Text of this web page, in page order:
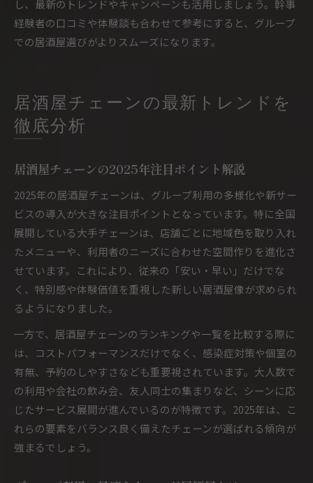
し、最新のトレンドやキャンペーンも活用しましょう。幹事
経験者の口コミや体験談も合わせて参考にすると、グループ
での居酒屋選びがよりスムーズになります。
居酒屋チェーンの最新トレンドを
徹底分析
居酒屋チェーンの2025年注目ポイント解説
2025年の居酒屋チェーンは、グループ利用の多様化や新サー
ビスの導入が大きな注目ポイントとなっています。特に全国
展開している大手チェーンは、店舗ごとに地域色を取り入れ
たメニューや、利用者のニーズに合わせた空間作りを進化さ
せています。これにより、従来の「安い・早い」だけでな
く、特別感や体験価値を重視した新しい居酒屋像が求められ
るようになりました。
一方で、居酒屋チェーンのランキングや一覧を比較する際に
は、コストパフォーマンスだけでなく、感染症対策や個室の
有無、予約のしやすさなども重要視されています。大人数で
の利用や会社の飲み会、友人同士の集まりなど、シーンに応
じたサービス展開が進んでいるのが特徴です。2025年は、こ
れらの要素をバランス良く備えたチェーンが選ばれる傾向が
強まるでしょう。